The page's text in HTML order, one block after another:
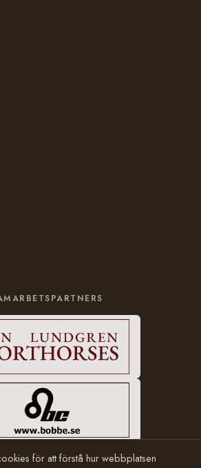
för att förstå hur webbplatsen